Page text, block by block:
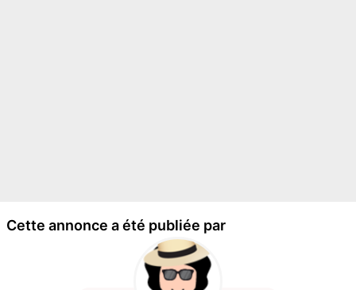
Cette annonce a été publiée par